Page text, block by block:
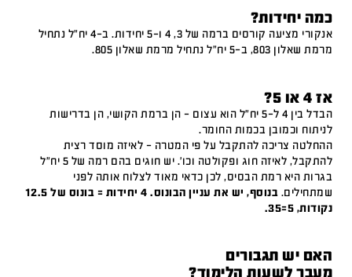
כמה יחידות?
אנקורי מציעה קורסים ברמה של 3, 4 ו-5 יחידות. ב-4 יח"ל נתחיל
מרמת שאלון 803, ב-5 יח"ל נתחיל מרמת שאלון 805.
אז 4 או 5?
הבדל בין 4 ל-5 יח"ל הוא עצום – הן ברמת הקושי, הן בדרישות
לניתוח וכמובן בכמות החומר.
ההחלטה צריכה להתקבל על פי המטרה – לאיזה מוסד רצית
להתקבל, לאיזה חוג ופקולטה וכו'. יש חוגים בהם רמה של 5 יח"ל
בגרות היא רמת הבסיס, לכן כדאי מאוד לצלוח אותה לפני
שמתחילים.
בנוסף, יש את עניין הבונוס. 4 יחידות = בונוס של 12.5
נקודות, 5=35.
האם יש תגבורים
מעבר לשעות הלימוד?